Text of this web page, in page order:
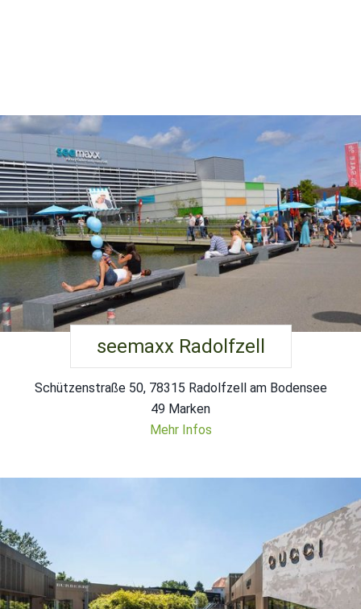
seemaxx Radolfzell
Schützenstraße 50, 78315 Radolfzell am Bodensee
49 Marken
Mehr Infos